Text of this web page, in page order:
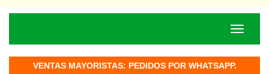
VENTAS MAYORISTAS: PEDIDOS POR WHATSAPP.